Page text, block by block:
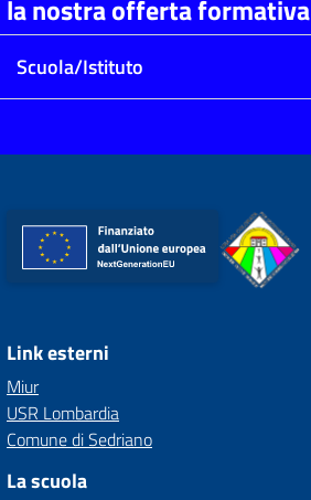
la nostra offerta formativa
Scuola/Istituto
Link esterni
Miur
USR Lombardia
Comune di Sedriano
La scuola